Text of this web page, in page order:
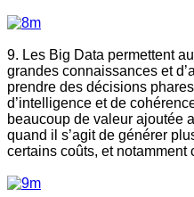
9. Les Big Data permettent
grandes connaissances et
prendre des décisions
d’intelligence et de
beaucoup de valeur ajoutée
quand il s’agit de générer
certains coûts, et notamment